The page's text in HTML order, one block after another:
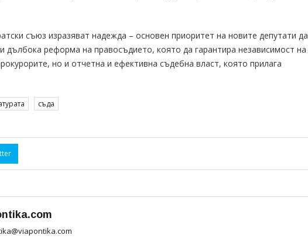
съюз изразяват надежда – основен приоритет на новите депутати да
дълбока реформа на правосъдието, която да гарантира независимост на
но и отчетна и ефективна съдебна власт, която прилага
съда